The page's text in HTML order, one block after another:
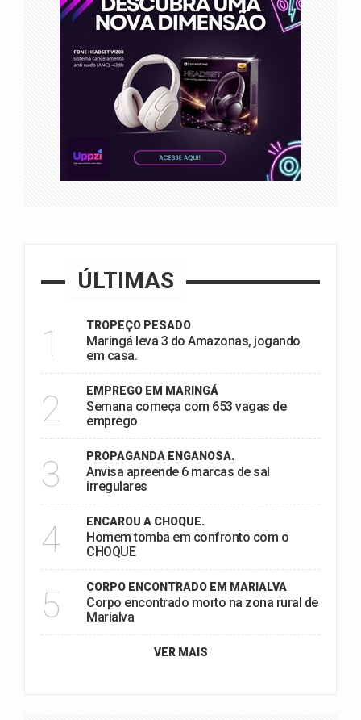
ÚLTIMAS
1 TROPEÇO PESADO
Maringá leva 3 do Amazonas, jogando
em casa.
2 EMPREGO EM MARINGÁ
Semana começa com 653 vagas de
emprego
3 PROPAGANDA ENGANOSA.
Anvisa apreende 6 marcas de sal
irregulares
4 ENCAROU A CHOQUE.
Homem tomba em confronto com o
CHOQUE
5 CORPO ENCONTRADO EM MARIALVA
Corpo encontrado morto na zona rural de
Marialva
VER MAIS